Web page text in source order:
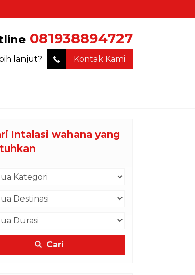
081938894727
lanjut? Kontak Kami
Intalasi wahana yang
Cari